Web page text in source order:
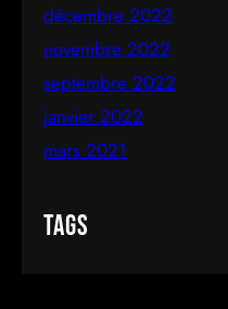
décembre 2022
novembre 2022
septembre 2022
janvier 2022
mars 2021
Tags